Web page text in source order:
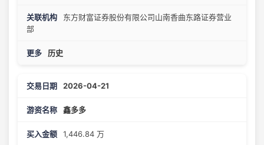
东方财富证券股份有限公司山南香曲东路证券营业
部
历史
2026-04-21
鑫多多
1,446.84 万